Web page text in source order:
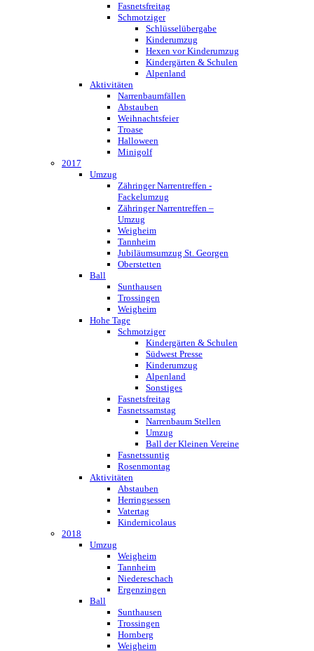
Fasnetsfreitag
Schmotziger
Schlüsselübergabe
Kinderumzug
Hexen vor Kinderumzug
Kindergärten & Schulen
Alpenland
Aktivitäten
Narrenbaumfällen
Abstauben
Weihnachtsfeier
Troase
Halloween
Minigolf
2017
Umzug
Zähringer Narrentreffen -
Fackelumzug
Zähringer Narrentreffen –
Umzug
Weigheim
Tannheim
Jubiläumsumzug St. Georgen
Oberstetten
Ball
Sunthausen
Trossingen
Weigheim
Hohe Tage
Schmotziger
Kindergärten & Schulen
Südwest Presse
Kinderumzug
Alpenland
Sonstiges
Fasnetsfreitag
Fasnetssamstag
Narrenbaum Stellen
Umzug
Ball der Kleinen Vereine
Fasnetssuntig
Rosenmontag
Aktivitäten
Abstauben
Herringsessen
Vatertag
Kindernicolaus
2018
Umzug
Weigheim
Tannheim
Niedereschach
Ergenzingen
Ball
Sunthausen
Trossingen
Hornberg
Weigheim